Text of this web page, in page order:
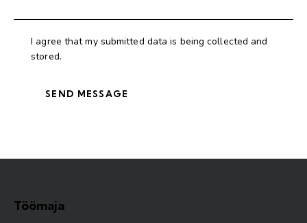
I agree that my submitted data is being collected and
stored.
SEND MESSAGE
Töömaja